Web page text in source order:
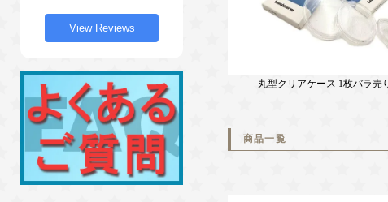
View Reviews
丸型クリアケース 1枚バラ売
商品一覧